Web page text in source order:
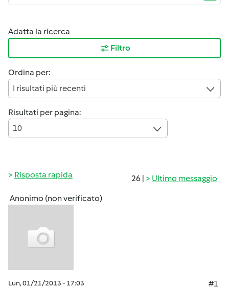
Adatta la ricerca
Filtro
Ordina per:
I risultati più recenti
Risultati per pagina:
10
26 | Ultimo messaggio
Risposta rapida
Anonimo (non verificato)
Lun, 01/21/2013 - 17:03
#1